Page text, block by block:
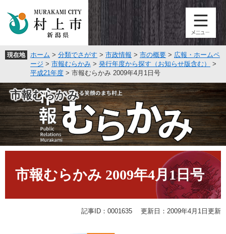
頭
。
飛
て
本
文
へ
現在地 ホーム > 分類でさがす > 市政情報 > 市の概要 > 広報・ホームペ
ージ > 市報むらかみ > 発行年度から探す（お知らせ版含む）
>
平成21年度 > 市報むらかみ 2009年4月1日号
市報むらかみ
市報むらかみ 2009年4月1日号
記事ID：0001635 更新日：2009年4月1日更新